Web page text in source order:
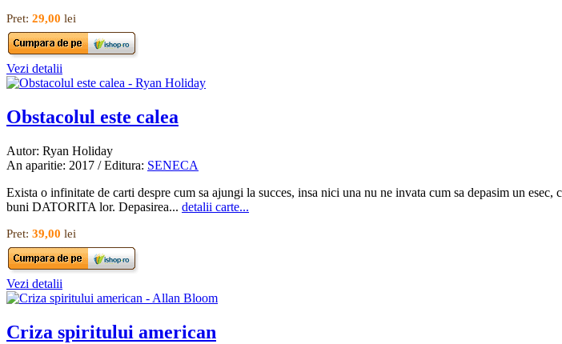
Pret: 29,00 lei
Vezi detalii
Obstacolul este calea
Autor: Ryan Holiday
An aparitie: 2017 / Editura: SENECA
Exista o infinitate de carti despre cum sa ajungi la succes, insa nici una nu ne invata cum sa depasim un
buni DATORITA lor. Depasirea... detalii carte...
Pret: 39,00 lei
Vezi detalii
Criza spiritului american